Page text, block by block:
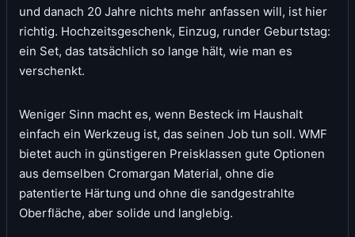
und danach 20 Jahre nichts mehr anfassen will, ist hier
richtig. Hochzeitsgeschenk, Einzug, runder Geburtstag:
ein Set, das tatsächlich so lange hält, wie man es
verschenkt.
Weniger Sinn macht es, wenn Besteck im Haushalt
einfach ein Werkzeug ist, das seinen Job tun soll. WMF
bietet auch in günstigeren Preisklassen gute Optionen
aus demselben Cromargan Material, ohne die
patentierte Härtung und ohne die sandgestrahlte
Oberfläche, aber solide und langlebig.